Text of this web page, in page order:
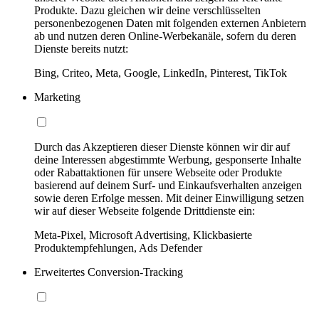
Produkte. Dazu gleichen wir deine verschlüsselten
personenbezogenen Daten mit folgenden externen Anbietern
ab und nutzen deren Online-Werbekanäle, sofern du deren
Dienste bereits nutzt:
Bing, Criteo, Meta, Google, LinkedIn, Pinterest, TikTok
Marketing
Durch das Akzeptieren dieser Dienste können wir dir auf
deine Interessen abgestimmte Werbung, gesponserte Inhalte
oder Rabattaktionen für unsere Webseite oder Produkte
basierend auf deinem Surf- und Einkaufsverhalten anzeigen
sowie deren Erfolge messen. Mit deiner Einwilligung setzen
wir auf dieser Webseite folgende Drittdienste ein:
Meta-Pixel, Microsoft Advertising, Klickbasierte
Produktempfehlungen, Ads Defender
Erweitertes Conversion-Tracking